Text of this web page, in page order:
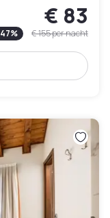
€ 83
47% € 155per nacht